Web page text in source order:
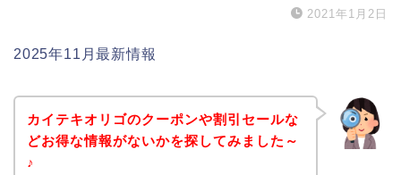
2021年1月2日
2025年11月最新情報
カイテキオリゴのクーポンや割引セールな
どお得な情報がないかを探してみました～
♪